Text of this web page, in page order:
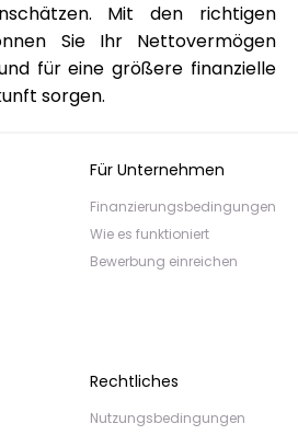
Mit den richtigen
Sie Ihr Nettovermögen
für eine größere finanzielle
sorgen.
Für Unternehmen
Finanzierungsbedingungen
Wie es funktioniert
Bewerbung einreichen
Rechtliches
Nutzungsbedingungen